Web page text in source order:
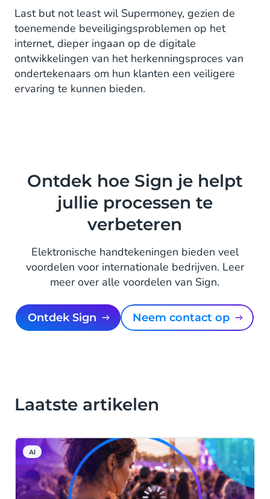
Last but not least wil Supermoney, gezien de
toenemende beveiligingsproblemen op het
internet, dieper ingaan op de digitale
ontwikkelingen van het herkenningsproces van
ondertekenaars om hun klanten een veiligere
ervaring te kunnen bieden.
Ontdek hoe Sign je helpt
jullie processen te
verbeteren
Elektronische handtekeningen bieden veel
voordelen voor internationale bedrijven. Leer
meer over alle voordelen van Sign.
Ontdek Sign Neem contact op
Laatste artikelen
AI